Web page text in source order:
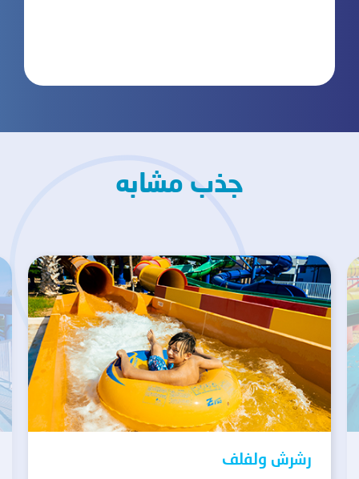
جذب مشابه
رشرش ولفلف